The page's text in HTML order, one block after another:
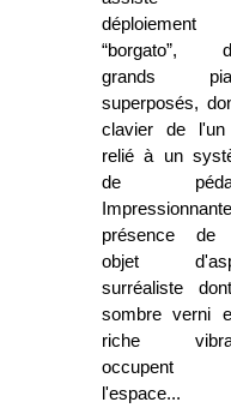
“borgato”,
grands
superposés,
clavier de
relié à un
de
Impressionnante
présence de
objet
surréaliste
sombre verni
riche
occupent
l'espace...